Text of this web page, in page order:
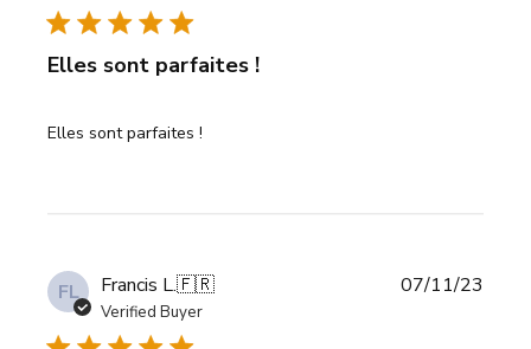
Elles sont parfaites !
Elles sont parfaites !
FL Francis L.🇫🇷
Verified Buyer
07/11/23